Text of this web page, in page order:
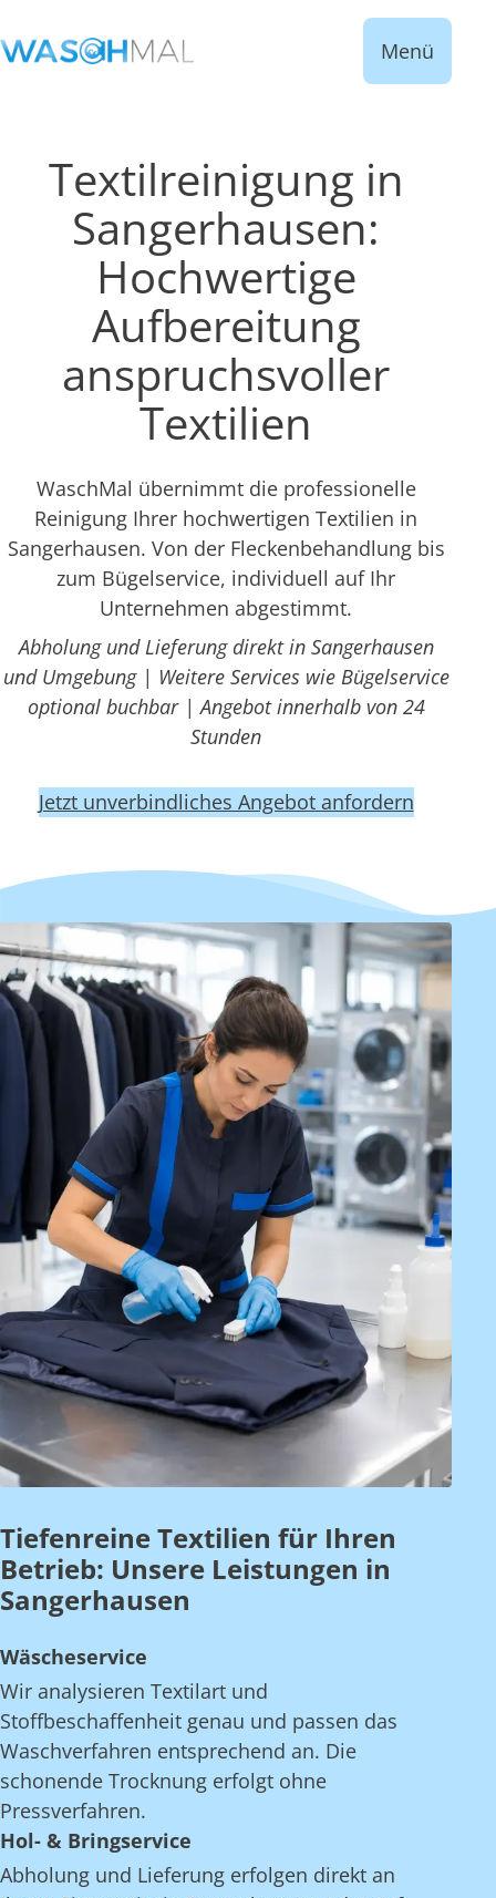
Menü
Textilreinigung in
Sangerhausen:
Hochwertige
Aufbereitung
anspruchsvoller
Textilien
WaschMal übernimmt die professionelle
Reinigung Ihrer hochwertigen Textilien in
Sangerhausen. Von der Fleckenbehandlung bis
zum Bügelservice, individuell auf Ihr
Unternehmen abgestimmt.
Abholung und Lieferung direkt in Sangerhausen
und Umgebung | Weitere Services wie Bügelservice
optional buchbar | Angebot innerhalb von 24
Stunden
Jetzt unverbindliches Angebot anfordern
Tiefenreine Textilien für Ihren
Betrieb: Unsere Leistungen in
Sangerhausen
Wäscheservice
Wir analysieren Textilart und
Stoffbeschaffenheit genau und passen das
Waschverfahren entsprechend an. Die
schonende Trocknung erfolgt ohne
Pressverfahren.
Hol- & Bringservice
Abholung und Lieferung erfolgen direkt an